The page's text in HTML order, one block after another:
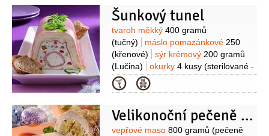
Šunkový tunel
Suroviny
tvaroh měkký 400 gramů
(tučný)
máslo pomazánkové 250
(křenové)
sýr krémový 200 gramů
(Lučina)
okurky 4 kusy (sterilované -
sladkokyselé, menší)
(obdélníkové pláty)
cibule
(červená)
sýr polotvrdý6 plátků
(Eidam, nebo Gouda)
želatina
3 lžíce
Kategorie
Velikonoční pečeně s nádivkou
vepřové maso 800 gramů (pečeně